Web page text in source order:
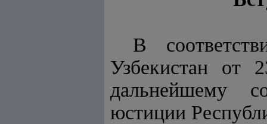
В
Узбекистан
дальнейшему
юстиции